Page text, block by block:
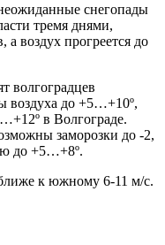
снегопады
тремя днями,
а воздух прогреется до
волгоградцев
воздуха до +5…+10º,
в Волгограде.
заморозки до -2,
до +5…+8º.
к южному 6-11 м/с.